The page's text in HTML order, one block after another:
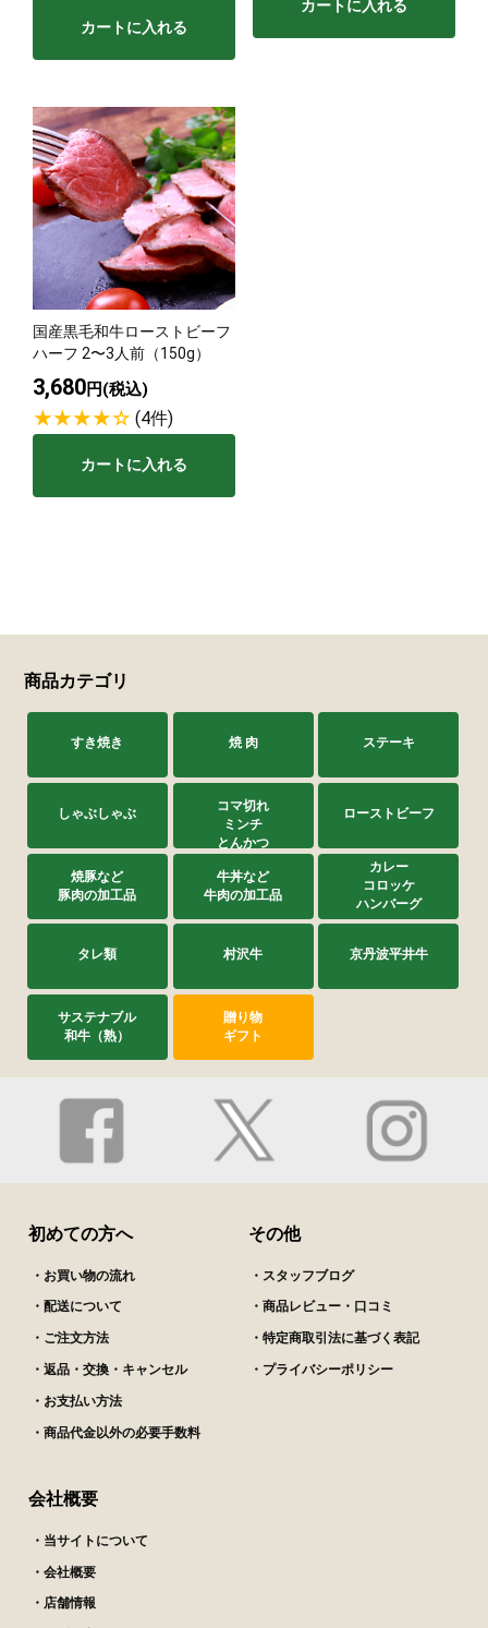
カートに入れる
カートに入れる
国産黒毛和牛ローストビーフ
ハーフ 2〜3人前（150g）
3,680円(税込)
(4件)
カートに入れる
商品カテゴリ
すき焼き 焼 肉 ステーキ
しゃぶしゃぶ
コマ切れ
ミンチ
とんかつ
ローストビーフ
焼豚など
豚肉の加工品
牛丼など
牛肉の加工品
カレー
コロッケ
ハンバーグ
タレ類 村沢牛 京丹波平井牛
サステナブル
和牛（熟）
贈り物
ギフト
初めての方へ
・お買い物の流れ
・配送について
・ご注文方法
・返品・交換・キャンセル
・お支払い方法
・商品代金以外の必要手数料
その他
・スタッフブログ
・商品レビュー・口コミ
・特定商取引法に基づく表記
・プライバシーポリシー
会社概要
・当サイトについて
・会社概要
・店舗情報